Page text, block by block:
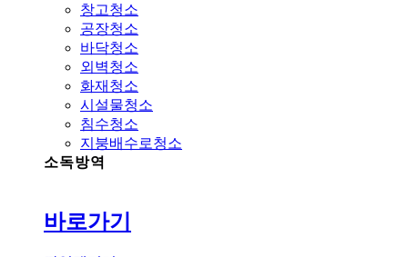
창고청소
공장청소
바닥청소
외벽청소
화재청소
시설물청소
침수청소
지붕배수로청소
소독방역
바로가기